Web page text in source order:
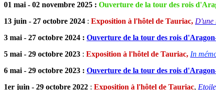
01 mai - 02 novembre 2025 : Ouverture de la tour des rois
13 juin - 27 octobre 2024 : Exposition à l'hôtel de Tauriac, D'une
3 mai - 27 octobre 2024 : Ouverture de la tour des rois
5 mai - 29 octobre 2023 : Exposition à l'hôtel de Tauriac, In
6 mai - 29 octobre 2023 : Ouverture de la tour des rois
1er juin - 29 octobre 2022 : Exposition à l'hôtel de Tauriac,